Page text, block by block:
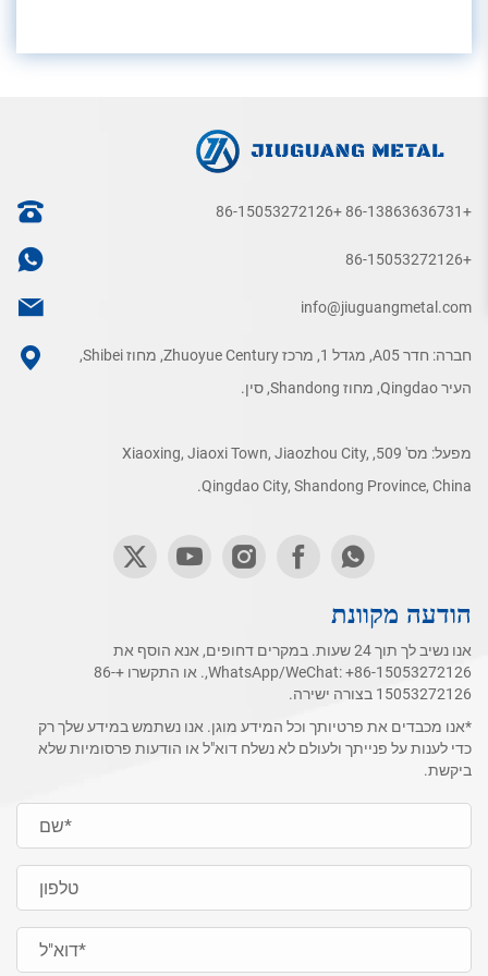
+86-13863636731
+86-15053272126
+86-15053272126
info@jiuguangmetal.com
חברה: חדר A05, מגדל 1, מרכז Zhuoyue Century, מחוז Shibei,
העיר Qingdao, מחוז Shandong, סין.
מפעל: מס' 509, Xiaoxing, Jiaoxi Town, Jiaozhou City,
Qingdao City, Shandong Province, China.
הודעה מקוונת
אנו נשיב לך תוך 24 שעות. במקרים דחופים, אנא הוסף את
WhatsApp/WeChat:+86-15053272126 ,. או התקשרו
+86-
15053272126 בצורה ישירה.
*אנו מכבדים את פרטיותך וכל המידע מוגן. אנו נשתמש במידע שלך רק
כדי לענות על פנייתך ולעולם לא נשלח דוא"ל או הודעות פרסומיות שלא
ביקשת.